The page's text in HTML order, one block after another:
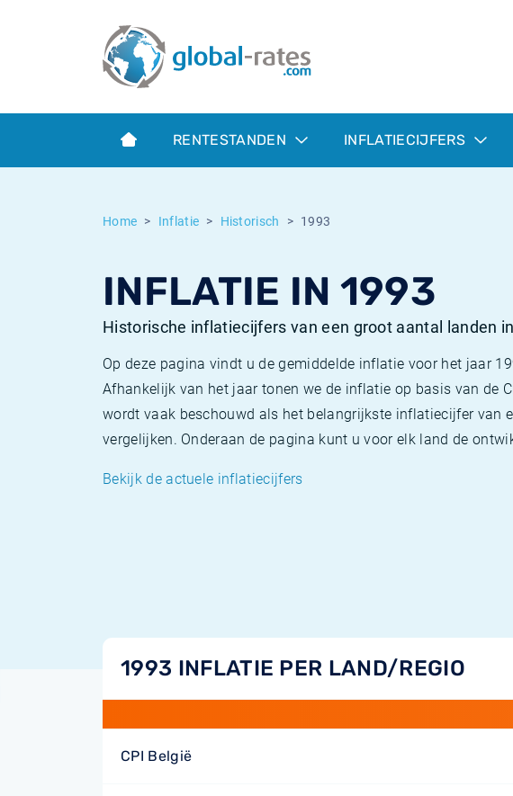
RENTESTANDEN INFLATIECIJFERS
Home Inflatie Historisch 1993
INFLATIE IN 1993
Historische inflatiecijfers van een groot aantal landen
Op deze pagina vindt u de gemiddelde inflatie voor het jaar
Afhankelijk van het jaar tonen we de inflatie op basis van de
wordt vaak beschouwd als het belangrijkste inflatiecijfer van
vergelijken. Onderaan de pagina kunt u voor elk land de
Bekijk de actuele inflatiecijfers
1993 INFLATIE PER LAND/REGIO
CPI België
Term SOFR
Wat is CPI inflatie?
Wat is HICP inflatie?
Europese inflatie - HICP
Euribor historie
ESTER historie
Historische inflatie
Inflatiecalculator